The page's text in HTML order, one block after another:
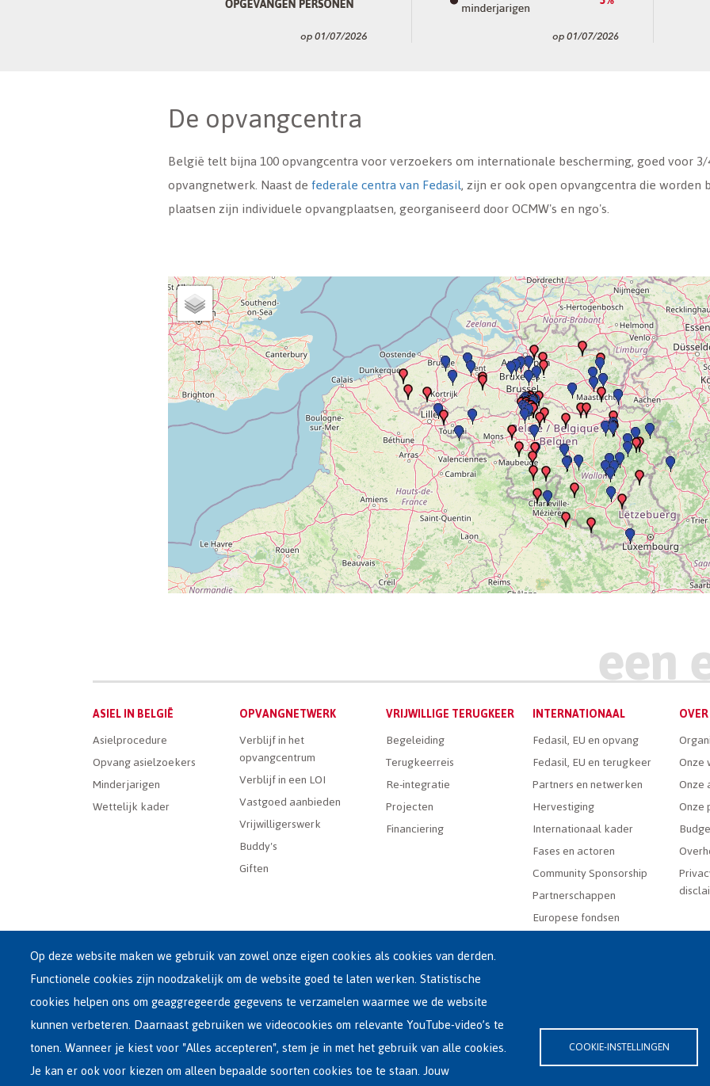
De opvangcentra
België telt bijna 100 opvangcentra voor verzoekers om internationale bescherming, goed voor
opvangnetwerk. Naast defederale centra van Fedasil, zijn er ook open opvangcentra die
plaatsen zijn individuele opvangplaatsen, georganiseerd door OCMW's en ngo's.
Main
Dutch
Menu
ASIEL IN BELGIË
Asielprocedure
Opvang asielzoekers
Minderjarigen
Wettelijk kader
OPVANGNETWERK
Verblijf in het
opvangcentrum
Verblijf in een LOI
Vastgoed aanbieden
Vrijwilligerswerk
Buddy's
Giften
VRIJWILLIGE TERUGKEER
Begeleiding
Terugkeerreis
Re-integratie
Projecten
Financiering
INTERNATIONAAL
Fedasil, EU en opvang
Fedasil, EU en terugkeer
Partners en netwerken
Hervestiging
Internationaal kader
Fases en actoren
Community Sponsorship
Partnerschappen
Europese fondsen
Onze
Onze
Onze
Hoofdzetel Fedasil
Kartuizersstraat 21 , 1000 Brussel
Email : info@fedasil.be • T : +32-(0)2-213 44 11 • F : +32-(0)2-213 44 22
Privacy, copyright en disclaimer | Toegankelijkheidsverklaring
Cookieverklaring
Op deze website maken we gebruik van zowel onze eigen cookies als cookies van derden.
Functionele cookies zijn noodzakelijk om de website goed te laten werken. Statistische
cookies helpen ons om geaggregeerde gegevens te verzamelen waarmee we de website
kunnen verbeteren. Daarnaast gebruiken we videocookies om relevante YouTube-video’s te
tonen. Wanneer je kiest voor "Alles accepteren", stem je in met het gebruik van alle cookies.
Je kan er ook voor kiezen om alleen bepaalde soorten cookies toe te staan. Jouw
COOKIE-INSTELLINGEN